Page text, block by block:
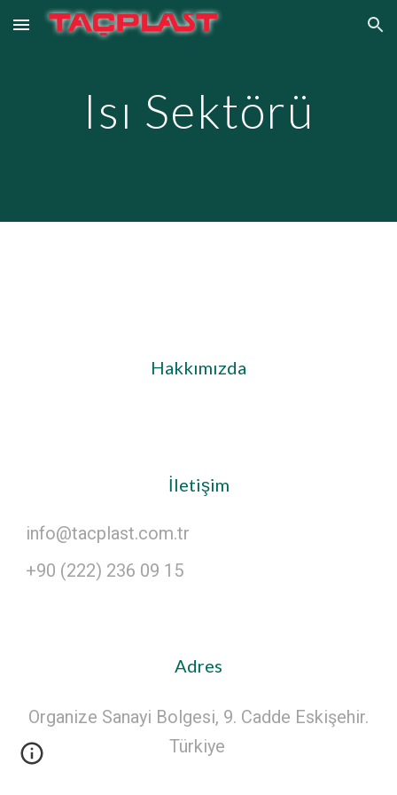
Skip to main content Skip to navigation
Isı Sektörü
Hakkımızda
İletişim
info@tacplast.com.tr
+90 (222) 236 09 15
Adres
Organize Sanayi Bolgesi, 9. Cadde Eskişehir.
Türkiye